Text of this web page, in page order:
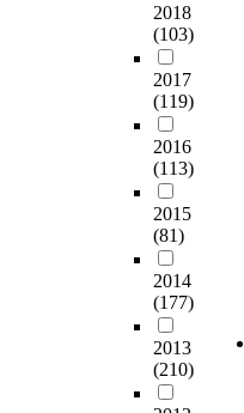
2018
(103)
2017
(119)
2016
(113)
2015
(81)
2014
(177)
2013
(210)